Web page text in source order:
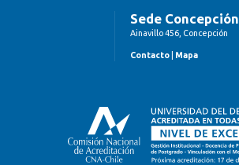
Sede Concepción
Ainavillo 456, Concepción
Contacto Mapa